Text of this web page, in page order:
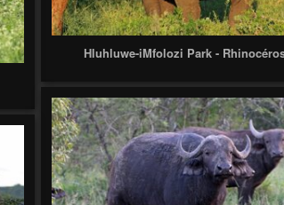
Hluhluwe-iMfolozi Park -